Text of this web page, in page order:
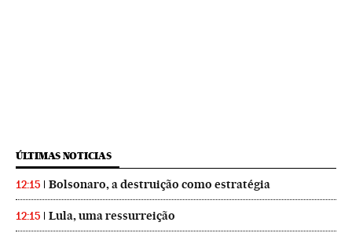
ÚLTIMAS NOTICIAS
12:15 Bolsonaro, a destruição como estratégia
12:15 Lula, uma ressurreição